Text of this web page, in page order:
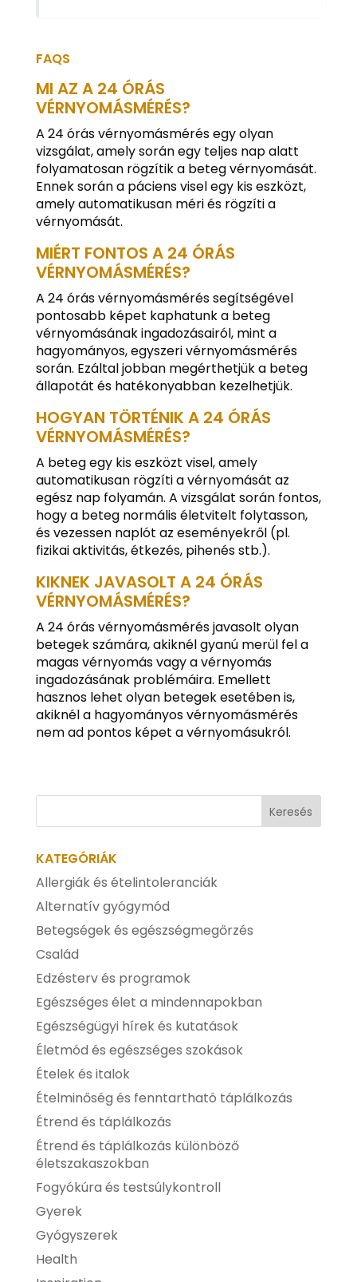
FAQS
MI AZ A 24 ÓRÁS
VÉRNYOMÁSMÉRÉS?
A 24 órás vérnyomásmérés egy olyan
vizsgálat, amely során egy teljes nap alatt
folyamatosan rögzítik a beteg vérnyomását.
Ennek során a páciens visel egy kis eszközt,
amely automatikusan méri és rögzíti a
vérnyomását.
MIÉRT FONTOS A 24 ÓRÁS
VÉRNYOMÁSMÉRÉS?
A 24 órás vérnyomásmérés segítségével
pontosabb képet kaphatunk a beteg
vérnyomásának ingadozásairól, mint a
hagyományos, egyszeri vérnyomásmérés
során. Ezáltal jobban megérthetjük a beteg
állapotát és hatékonyabban kezelhetjük.
HOGYAN TÖRTÉNIK A 24 ÓRÁS
VÉRNYOMÁSMÉRÉS?
A beteg egy kis eszközt visel, amely
automatikusan rögzíti a vérnyomását az
egész nap folyamán. A vizsgálat során fontos,
hogy a beteg normális életvitelt folytasson,
és vezessen naplót az eseményekről (pl.
fizikai aktivitás, étkezés, pihenés stb.).
KIKNEK JAVASOLT A 24 ÓRÁS
VÉRNYOMÁSMÉRÉS?
A 24 órás vérnyomásmérés javasolt olyan
betegek számára, akiknél gyanú merül fel a
magas vérnyomás vagy a vérnyomás
ingadozásának problémáira. Emellett
hasznos lehet olyan betegek esetében is,
akiknél a hagyományos vérnyomásmérés
nem ad pontos képet a vérnyomásukról.
KATEGÓRIÁK
Allergiák és ételintoleranciák
Alternatív gyógymód
Betegségek és egészségmegőrzés
Család
Edzésterv és programok
Egészséges élet a mindennapokban
Egészségügyi hírek és kutatások
Életmód és egészséges szokások
Ételek és italok
Ételminőség és fenntartható táplálkozás
Étrend és táplálkozás
Étrend és táplálkozás különböző
életszakaszokban
Fogyókúra és testsúlykontroll
Gyerek
Gyógyszerek
Health